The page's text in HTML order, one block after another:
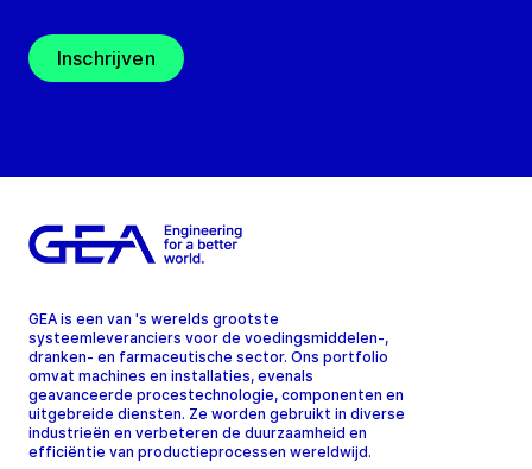
Inschrijven
GEA is een van 's werelds grootste
systeemleveranciers voor de voedingsmiddelen-,
dranken- en farmaceutische sector. Ons portfolio
omvat machines en installaties, evenals
geavanceerde procestechnologie, componenten en
uitgebreide diensten. Ze worden gebruikt in diverse
industrieën en verbeteren de duurzaamheid en
efficiëntie van productieprocessen wereldwijd.